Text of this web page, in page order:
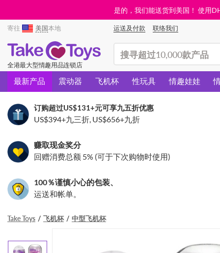
是的，我们能送货到美国！ 使用
寄往 美国本地 运送及付款 联络我们
全港最大型情趣用品连锁店
最新产品 震动器 飞机杯 性玩具 情趣娃娃
订购超过US$131+元可享九五折优惠
US$394+九三折, US$656+九折
赚取现金奖分
回赠消费总额 5% (可于下次购物时使用)
100％谨慎小心的包装、
运送和帐单。
Take Toys 飞机杯 中型飞机杯